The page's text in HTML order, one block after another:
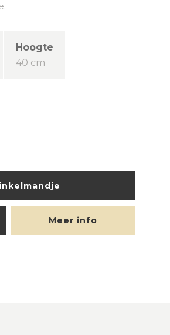
Hoogte
40 cm
Meer info